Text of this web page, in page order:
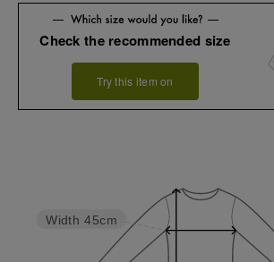
Check the recommended size
Try this item on
Width 45cm